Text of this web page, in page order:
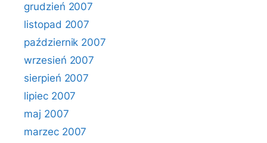
grudzień 2007
listopad 2007
październik 2007
wrzesień 2007
sierpień 2007
lipiec 2007
maj 2007
marzec 2007